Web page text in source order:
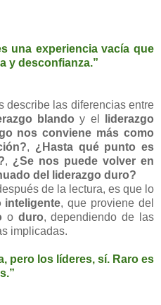
una experiencia vacía que
y desconfianza.”
describe las diferencias entre
blando y el
liderazgo
nos conviene más como
, ¿Hasta qué punto es
, ¿Se nos puede volver en
del liderazgo duro?
de la lectura, es que lo
inteligente, que proviene del
o duro, dependiendo de las
implicadas.
pero los líderes, sí. Raro es